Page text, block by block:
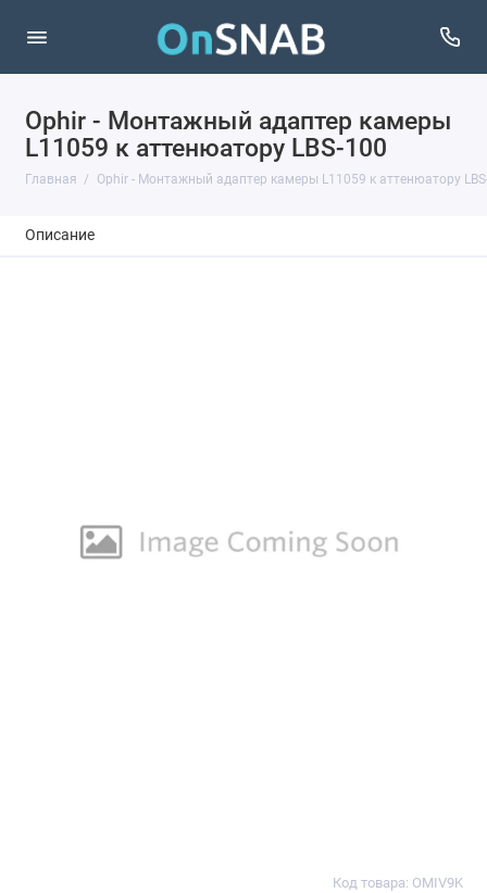
Ophir - Монтажный адаптер камеры
L11059 к аттенюатору LBS-100
Главная Ophir - Монтажный адаптер камеры L11059 к аттенюатору
Описание
Код товара: OMIV9K